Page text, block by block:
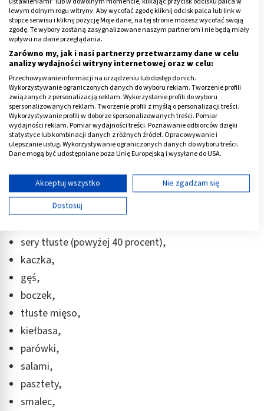
Co podnosi cholesterol?
Sprawdźmy, co jest na czarnej liście produktów
zakazanych do jedzenia dla osób z wysokim stężeniem
cholesterolu. Jakie zasady ma taka dieta? Przede
wszystkim wyeliminować należy takie produkty, jak:
frytki i ziemniaki smażone w głębokim oleju,
hamburgery,
pełne mleko,
śmietana,
masło,
mleko skondensowane,
sery tłuste (powyżej 40 procent),
kaczka,
gęś,
boczek,
tłuste mięso,
kiełbasa,
parówki,
salami,
pasztety,
smalec,
lewym dolnym rogu witryny. Aby wycofać zgodę kliknij odcisk palca lub link w
stopce serwisu i kliknij pozycję Moje dane, na tej stronie możesz wycofać swoją
zgodę. Te wybory zostaną zasygnalizowane naszym partnerom i nie będą miały
wpływu na dane przeglądania.
Zarówno my, jak i nasi partnerzy przetwarzamy dane w celu
analizy wydajności witryny internetowej oraz w celu:
Przechowywanie informacji na urządzeniu lub dostęp do nich.
Wykorzystywanie ograniczonych danych do wyboru reklam. Tworzenie profili
związanych z personalizacją reklam. Wykorzystanie profili do wyboru
spersonalizowanych reklam. Tworzenie profili z myślą o personalizacji treści.
Wykorzystywanie profili w doborze spersonalizowanych treści. Pomiar
wydajności reklam. Pomiar wydajności treści. Poznawanie odbiorców dzięki
statystyce lub kombinacji danych z różnych źródeł. Opracowywanie i
ulepszanie usług. Wykorzystywanie ograniczonych danych do wyboru treści.
Dane mogą być udostępniane poza Unię Europejską i wysyłane do USA.
Wyświetl listę partnerów (11 dostawców IAB)
Używamy Twoich danych w następujących celach:
Cele przetwarzania IAB:
dostęp do nich
Wykorzystywanie ograniczonych danych do
wyboru reklam
Tworzenie profili w celu spersonalizowanych
reklam
Wykorzystanie profili do wyboru
spersonalizowanych reklam
Tworzenie profili w celu personalizacji treści
Wykorzystywanie profili w celu doboru
spersonalizowanych treści
Akceptuj wszystko
Nie zgadzam się
Dostosuj